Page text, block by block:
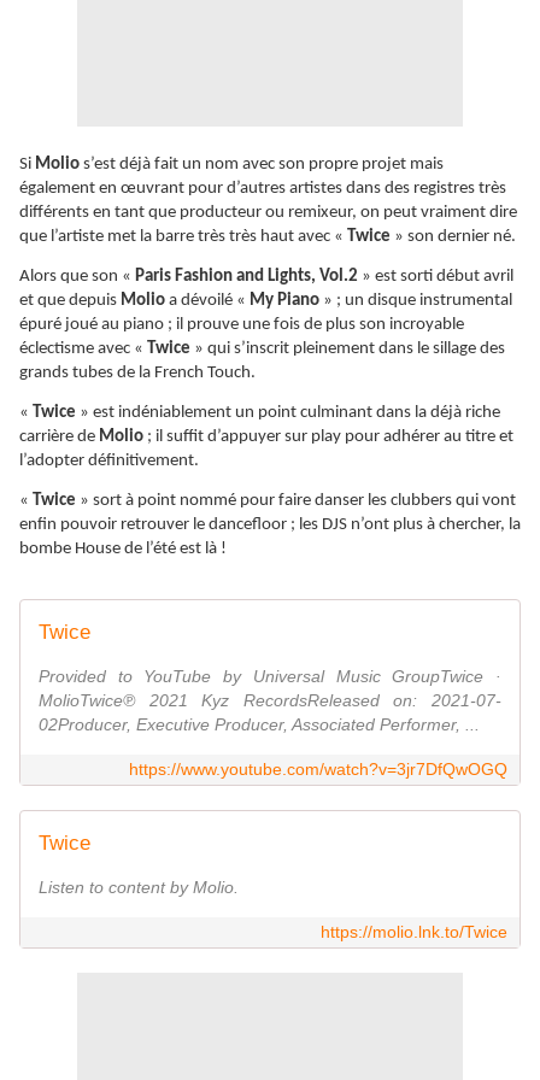
Si Molio s’est déjà fait un nom avec son propre projet mais
également en œuvrant pour d’autres artistes dans des registres très
différents en tant que producteur ou remixeur, on peut vraiment dire
que l’artiste met la barre très très haut avec « Twice » son dernier né.
Alors que son « Paris Fashion and Lights, Vol.2 » est sorti début avril
et que depuis Molio a dévoilé « My Piano » ; un disque instrumental
épuré joué au piano ; il prouve une fois de plus son incroyable
éclectisme avec « Twice » qui s’inscrit pleinement dans le sillage des
grands tubes de la French Touch.
« Twice » est indéniablement un point culminant dans la déjà riche
carrière de Molio ; il suffit d’appuyer sur play pour adhérer au titre et
l’adopter définitivement.
« Twice » sort à point nommé pour faire danser les clubbers qui vont
enfin pouvoir retrouver le dancefloor ; les DJS n’ont plus à chercher, la
bombe House de l’été est là !
Twice
Provided to YouTube by Universal Music GroupTwice ·
MolioTwice℗ 2021 Kyz RecordsReleased on: 2021-07-
02Producer, Executive Producer, Associated Performer, ...
https://www.youtube.com/watch?v=3jr7DfQwOGQ
Twice
Listen to content by Molio.
https://molio.lnk.to/Twice